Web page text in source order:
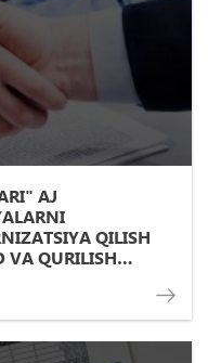
AJ
QILISH
VA QURILISH